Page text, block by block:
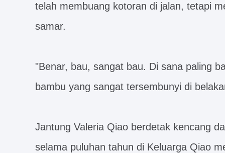
telah membuang kotoran di jalan, tetapi
samar.
"Benar, bau, sangat bau. Di sana paling
bambu yang sangat tersembunyi di
Jantung Valeria Qiao berdetak kencang
selama puluhan tahun di Keluarga Qiao